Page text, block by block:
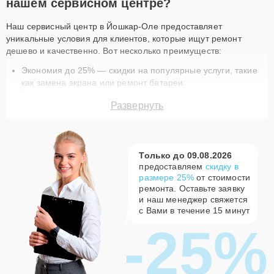
нашем сервисном центре?
Наш сервисный центр в Йошкар-Оле предоставляет
уникальные условия для клиентов, которые ищут ремонт
дешево и качественно. Вот несколько преимуществ:
Экономия до 25% — скидки на популярные услуги, такие
как замена экрана или ремонт батареи.
минимум времени благодаря опытным мастерам.
предоставляется гарантия.
Доставка курьером — бесплатная услуга доставки для
вашего удобства.
Оригинальные запчасти — используем только
сертифицированные комплектующие.
Актуальные акции на ремонт Tion в
Йошкар-Оле
В нашем сервисном центре вы найдете разнообразные
предложения, которые сделают ремонт вашей техники еще
доступнее. Например, скидка 15% на постгарантийный ремонт
или 25% на первое обращение в наш сервис. Ремонт по
Развернуть
Только до 09.08.2026
предоставляем скидку в
размере 25% от стоимости
ремонта. Оставьте заявку
и наш менеджер свяжется
с Вами в течение 15 минут
-25%